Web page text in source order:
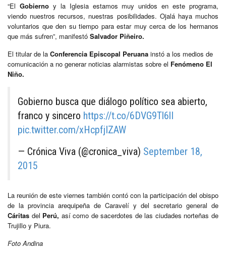
“El Gobiernoy la Iglesia estamos muy unidos en este programa,
viendo nuestros recursos, nuestras posibilidades. Ojalá haya muchos
voluntarios que den su tiempo para estar muy cerca de los hermanos
que más sufren”, manifestó Salvador Piñeiro.
El titular de la Conferencia Episcopal Peruana instó a los medios de
comunicación a no generar noticias alarmistas sobre el Fenómeno El
Niño.
Gobierno busca que diálogo político sea abierto,
franco y sincero https://t.co/6DVG9Tl6lI
pic.twitter.com/xHcpfjIZAW
— Crónica Viva (@cronica_viva) September 18,
2015
La reunión de este viernes también contó con la participación del obispo
de la provincia arequipeña de Caravelí y del secretario general de
Cáritas del Perú, así como de sacerdotes de las ciudades norteñas de
Trujillo y Piura.
Foto Andina